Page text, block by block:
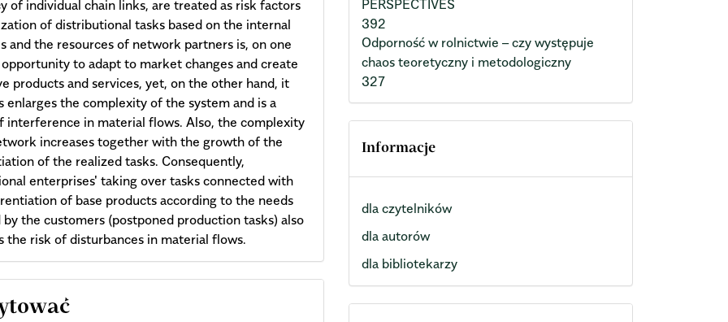
of individual chain links, are treated as risk factors
of distributional tasks based on the internal
and the resources of network partners is, on one
opportunity to adapt to market changes and create
products and services, yet, on the other hand, it
enlarges the complexity of the system and is a
interference in material flows. Also, the complexity
increases together with the growth of the
of the realized tasks. Consequently,
enterprises' taking over tasks connected with
of base products according to the needs
the customers (postponed production tasks) also
the risk of disturbances in material flows.
PERSPECTIVES
392
Odporność w rolnictwie – czy występuje
chaos teoretyczny i metodologiczny
327
Informacje
dla czytelników
dla autorów
dla bibliotekarzy